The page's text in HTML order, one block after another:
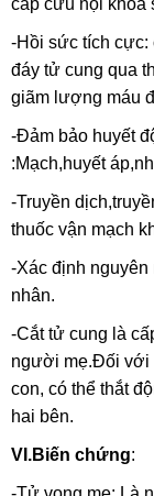
cấp cứu nội khoa
-Hồi sức tích cực:
đáy tử cung qua
giãm lượng máu
-Đảm bảo huyết
:Mạch,huyết
-Truyền
thuốc vận mạch
-Xác định nguyên
nhân.
-Cắt tử cung là
người mẹ.Đối với
con, có thể thắt
hai bên.
VI.Biến chứng: